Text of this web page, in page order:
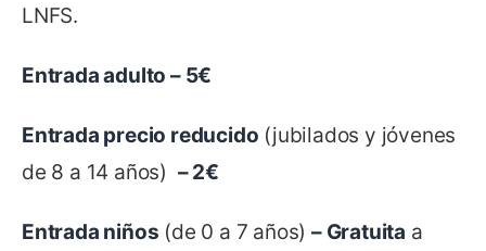
LNFS.
Entrada adulto – 5€
Entrada precio reducido (jubilados y jóvenes
de 8 a 14 años) – 2€
Entrada niños (de 0 a 7 años)– Gratuita a